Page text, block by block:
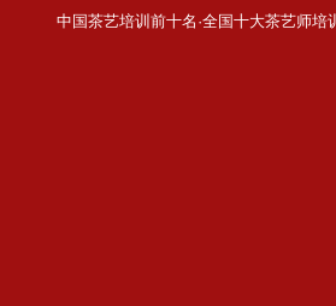
中国茶艺培训前十名·全国十大茶艺师培